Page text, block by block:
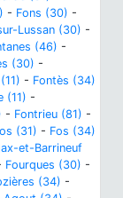
- Fons (30) -
Lussan (30) -
(46) -
(30) -
- Fontès (34)
(11) -
- Fontrieu (81) -
(31) - Fos (34)
et-Barrineuf
Fourques (30) -
(34) -